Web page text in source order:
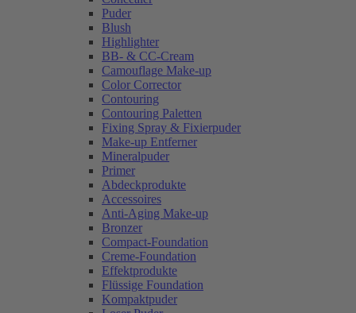
Puder
Blush
Highlighter
BB- & CC-Cream
Camouflage Make-up
Color Corrector
Contouring
Contouring Paletten
Fixing Spray & Fixierpuder
Make-up Entferner
Mineralpuder
Primer
Abdeckprodukte
Accessoires
Anti-Aging Make-up
Bronzer
Compact-Foundation
Creme-Foundation
Effektprodukte
Flüssige Foundation
Kompaktpuder